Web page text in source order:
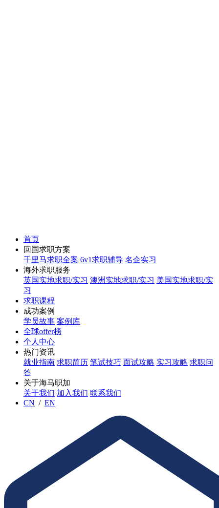
首页
回国求职方案
千里马求职全案 6v1求职辅导 名企实习
海外求职服务
英国实地求职/实习 澳洲实地求职/实习 美国实地求职/实
习
求职课程
成功案例
学员故事 案例库
全球offer榜
个人中心
热门资讯
就业指南 求职简历 笔试技巧 面试攻略 实习攻略 求职问
答
关于海马职加
关于我们 加入我们 联系我们
CN / EN